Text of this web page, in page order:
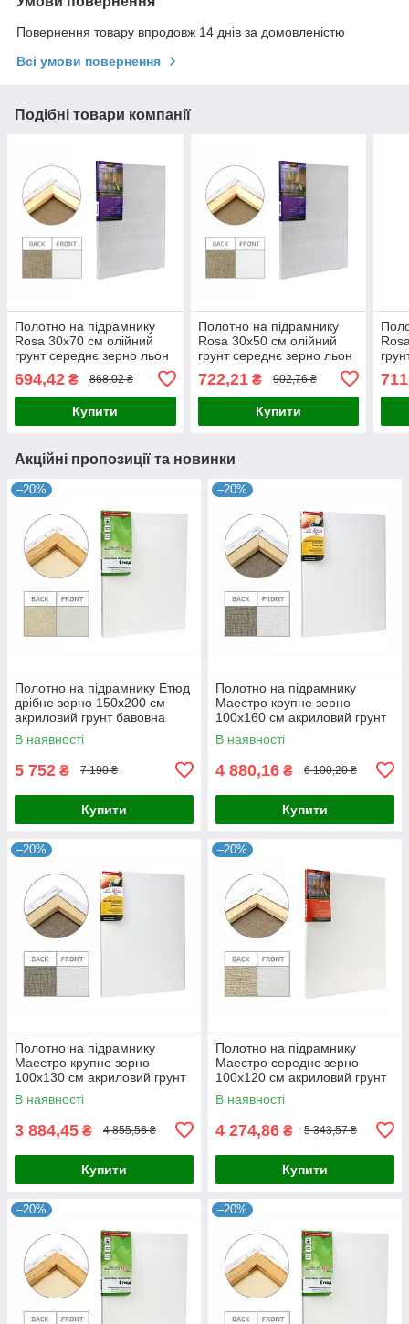
Повернення товару впродовж 14 днів за домовленістю
Всі умови повернення
Подібні товари компанії
Полотно на підрамнику
Rosa 30x70 см олійний
грунт середнє зерно льон
(4820149866116)
694,42 ₴ 868,02 ₴
Купити
Полотно на підрамнику
Rosa 30x50 см олійний
грунт середнє зерно льон
(4820149851495)
722,21₴ 902,76 ₴
Купити
Акційні пропозиції та новинки
–20%
Полотно на підрамнику Етюд
дрібне зерно 150x200 см
акриловий грунт бавовна
4820149880600
В наявності
5 752 ₴ 7 190 ₴
Купити
–20%
Полотно на підрамнику
Маестро крупне зерно
100x160 см акриловий грунт
льон 4820149858142
В наявності
4 880,16 ₴ 6 100,20 ₴
Купити
–20%
Полотно на підрамнику
Маестро крупне зерно
100x130 см акриловий грунт
льон 4820149858128
В наявності
3 884,45 ₴ 4 855,56 ₴
Купити
–20%
Полотно на підрамнику
Маестро середнє зерно
100x120 см акриловий грунт
льон 4820149860589
В наявності
4 274,86 ₴ 5 343,57 ₴
Купити
–20% –20%